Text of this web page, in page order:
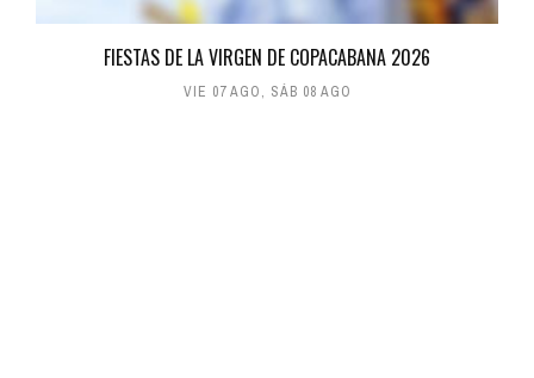
FIESTAS DE LA VIRGEN DE COPACABANA 2026
VIE 07 AGO, SÁB 08 AGO